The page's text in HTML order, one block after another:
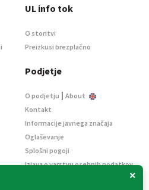
×
UL info tok
O storitvi
Preizkusi brezplačno
Podjetje
O podjetju | About
Kontakt
Informacije javnega značaja
Oglaševanje
Splošni pogoji
Izjava o varstvu osebnih podatkov